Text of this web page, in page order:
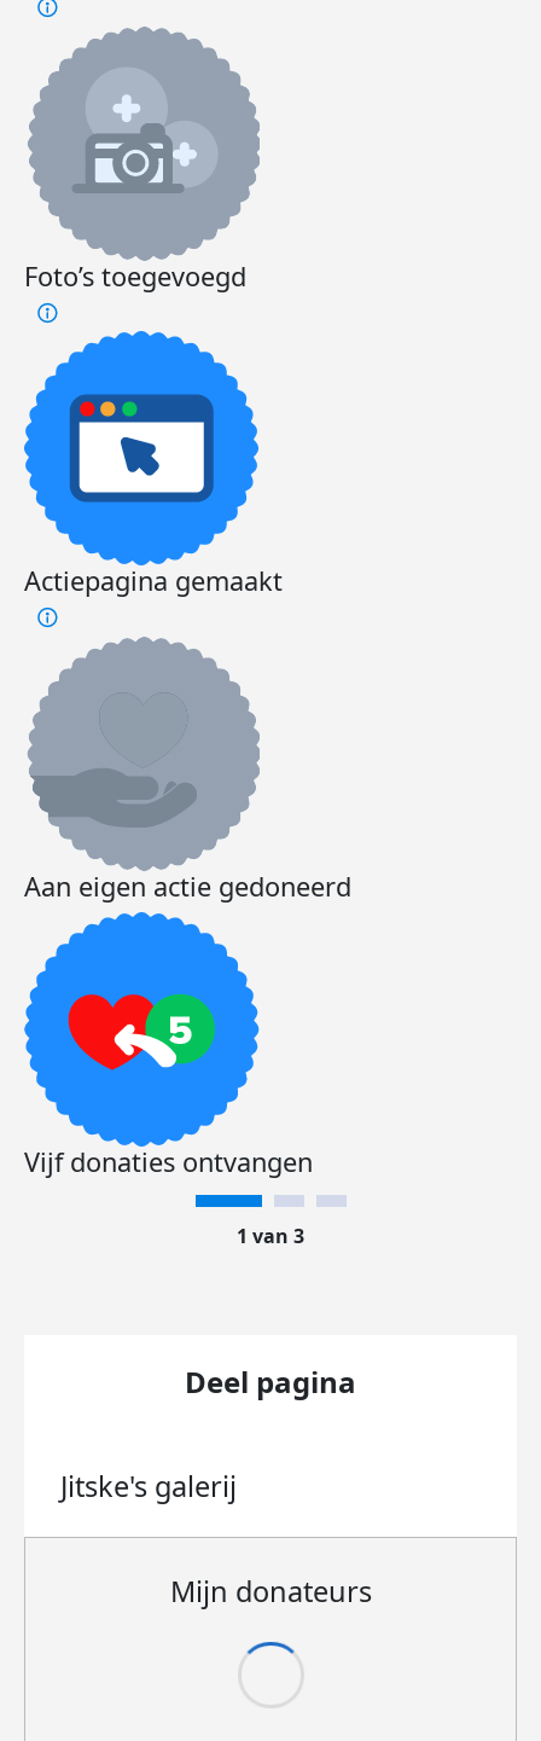
Foto’s toegevoegd
Actiepagina gemaakt
Aan eigen actie gedoneerd
Vijf donaties ontvangen
1 van 3
Deel pagina
Jitske's galerij
Mijn donateurs